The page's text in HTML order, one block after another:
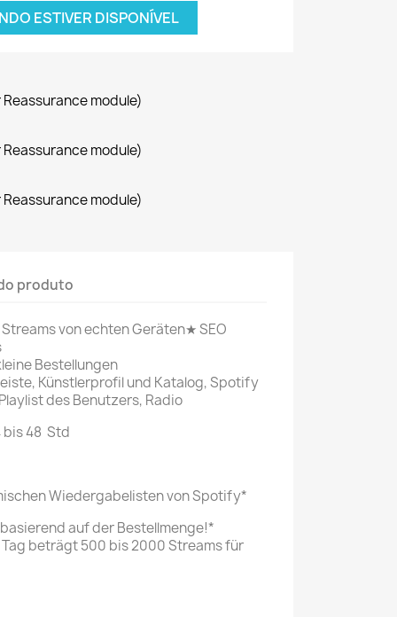
ESTIVER DISPONÍVEL
module)
module)
module)
produto
Streams von echten Geräten★ SEO
Bestellungen
Künstlerprofil und Katalog, Spotify
des Benutzers, Radio
48 Std
Wiedergabelisten von Spotify*
auf der Bestellmenge!*
beträgt 500 bis 2000 Streams für